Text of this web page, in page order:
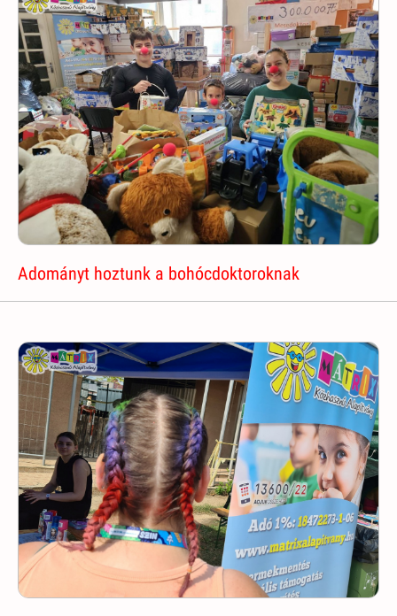
Adományt hoztunk a bohócdoktoroknak